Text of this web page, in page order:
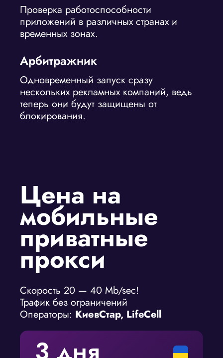
Проверка работоспособности
приложений в различных странах и
временных зонах.
Арбитражник
Одновременный запуск сразу
нескольких рекламных компаний, ведь
теперь они будут защищены от
блокирования.
Цена на
мобильные
приватные
прокси
Скорость 20 — 40 Mb/sec!
Трафик без ограничений
Операторы: КиевСтар, LifeCell